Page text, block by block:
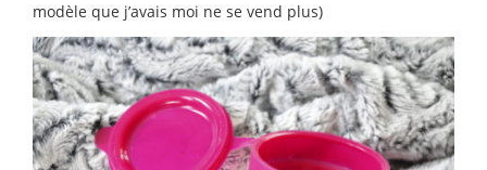
modèle que j’avais moi ne se vend plus)